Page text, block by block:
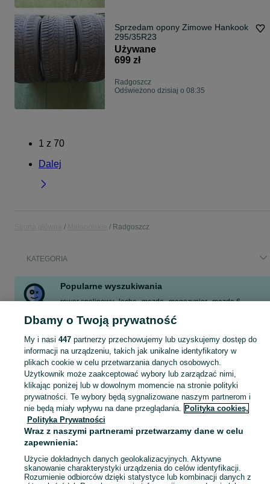
Sprzedam opony Zimowe Hankook
295/35R23
Używane
699 zł
Radgoszcz
Odświeżono dzisiaj o 08:35
1 z 70
Dalej
Radgoszcz
KATEGORIA
Popularne wyszukiwania
rower spalinowy locha mazda magazynier mazda 6
kopaczka
jałówki mięsne wynajem chłodni
Zobacz Więcej
Skorzystaj z największego serwisu ogłoszeniowego - Radgoszcz i okolice! Kupuj to, czego pragniesz i sprzedawaj to, czego już nie potrzebujesz!
Mapa kategorii
Mapa miejscowości
Mapa ministron
Popularne wyszukiwania
Dbamy o Twoją prywatność
My i nasi 447partnerzy przechowujemy lub uzyskujemy dostęp do
informacji na urządzeniu, takich jak unikalne identyfikatory w
plikach cookie w celu przetwarzania danych osobowych.
Użytkownik może zaakceptować wybory lub zarządzać nimi,
klikając poniżej lub w dowolnym momencie na stronie polityki
prywatności. Te wybory będą sygnalizowane naszym partnerom i
nie będą miały wpływu na dane przeglądania. Polityka cookies,
Polityka Prywatności
Wraz z naszymi partnerami przetwarzamy dane w celu
zapewnienia:
Użycie dokładnych danych geolokalizacyjnych. Aktywne
skanowanie charakterystyki urządzenia do celów identyfikacji.
Rozumienie odbiorców dzięki statystyce lub kombinacji danych z